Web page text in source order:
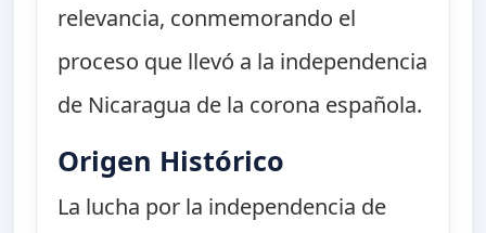
relevancia, conmemorando el
proceso que llevó a la independencia
de Nicaragua de la corona española.
Origen Histórico
La lucha por la independencia de